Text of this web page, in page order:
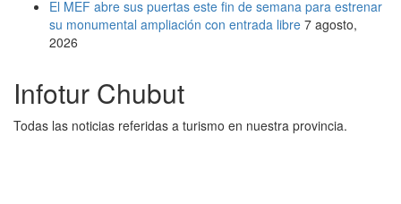
El MEF abre sus puertas este fin de semana para estrenar
su monumental ampliación con entrada libre 7 agosto,
2026
Infotur Chubut
Todas las noticias referidas a turismo en nuestra provincia.